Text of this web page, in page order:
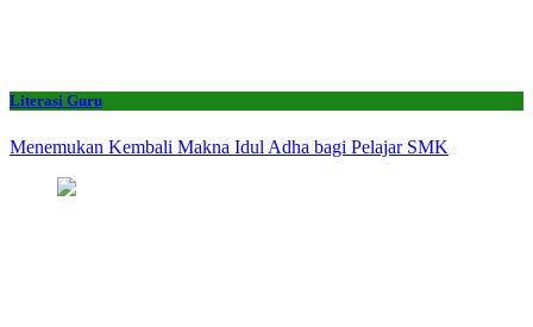
Literasi Guru
Menemukan Kembali Makna Idul Adha bagi Pelajar SMK